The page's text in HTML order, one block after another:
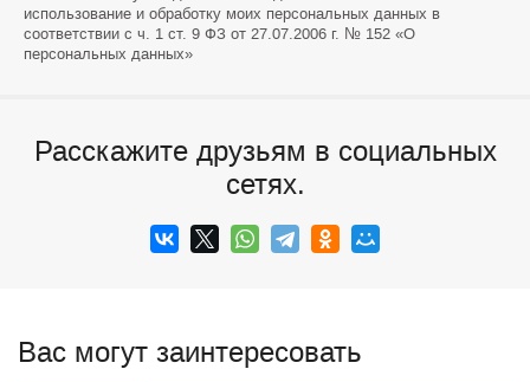
использование и обработку моих персональных данных в
соответствии с ч. 1 ст. 9 ФЗ от 27.07.2006 г. № 152 «О
персональных данных»
Расскажите друзьям в социальных
сетях.
Вас могут заинтересовать